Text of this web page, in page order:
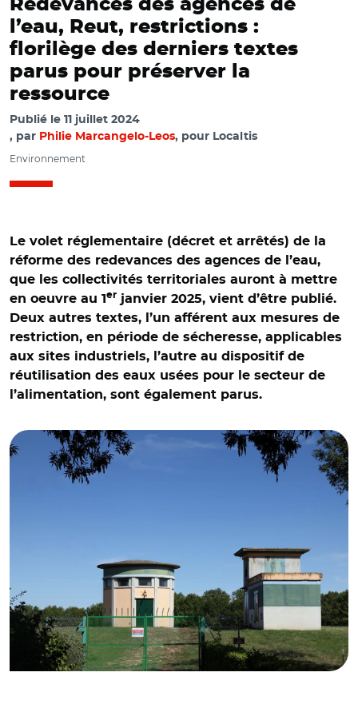
Redevances des agences de
l’eau, Reut, restrictions :
florilège des derniers textes
parus pour préserver la
ressource
Publié le 11 juillet 2024
par Philie Marcangelo-Leos, pour Localtis
Environnement
Le volet réglementaire (décret et arrêtés) de la
réforme des redevances des agences de l’eau,
que les collectivités territoriales auront à mettre
en oeuvre au 1 er janvier 2025, vient d’être publié.
Deux autres textes, l’un afférent aux mesures de
restriction, en période de sécheresse, applicables
aux sites industriels, l’autre au dispositif de
réutilisation des eaux usées pour le secteur de
l’alimentation, sont également parus.